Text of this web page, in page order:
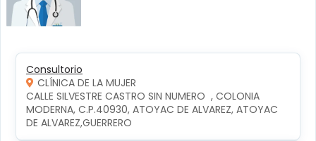
Consultorio
CLÍNICA DE LA MUJER
CALLE SILVESTRE CASTRO SIN NUMERO  , COLONIA
MODERNA, C.P.40930, ATOYAC DE ALVAREZ, ATOYAC
DE ALVAREZ,GUERRERO